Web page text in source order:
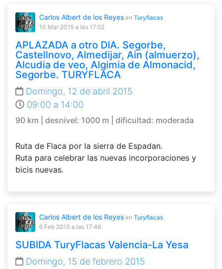
Carlos Albert de los Reyes en Turyflacas
10 Mar 2015 a las 17:52
APLAZADA a otro DIA. Segorbe,
Castellnovo, Almedijar, Ain (almuerzo),
Alcudia de veo, Algimia de Almonacid,
Segorbe. TURYFLACA
Domingo, 12 de abril 2015
09:00 a 14:00
90 km | desnivel: 1000 m | dificultad: moderada
Ruta de Flaca por la sierra de Espadan.
Ruta para celebrar las nuevas incorporaciones y
bicis nuevas.
Carlos Albert de los Reyes en Turyflacas
6 Feb 2015 a las 17:46
SUBIDA TuryFlacas Valencia-La Yesa
Domingo, 15 de febrero 2015